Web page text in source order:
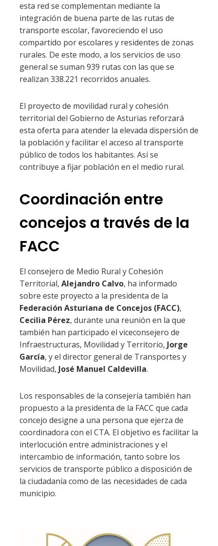
esta red se complementan mediante la
integración de buena parte de las rutas de
transporte escolar, favoreciendo el uso
compartido por escolares y residentes de zonas
rurales. De este modo, a los servicios de uso
general se suman 939 rutas con las que se
realizan 338.221 recorridos anuales.
El proyecto de movilidad rural y cohesión
territorial del Gobierno de Asturias reforzará
esta oferta para atender la elevada dispersión de
la población y facilitar el acceso al transporte
público de todos los habitantes. Así se
contribuye a fijar población en el medio rural.
Coordinación entre
concejos a través de la
FACC
El consejero de Medio Rural y Cohesión
Territorial, Alejandro Calvo, ha informado
sobre este proyecto a la presidenta de la
Federación Asturiana de Concejos (FACC),
Cecilia Pérez, durante una reunión en la que
también han participado el viceconsejero de
Infraestructuras, Movilidad y Territorio, Jorge
García, y el director general de Transportes y
Movilidad, José Manuel Caldevilla.
Los responsables de la consejería también han
propuesto a la presidenta de la FACC que cada
concejo designe a una persona que ejerza de
coordinadora con el CTA. El objetivo es facilitar la
interlocución entre administraciones y el
intercambio de información, tanto sobre los
servicios de transporte público a disposición de
la ciudadanía como de las necesidades de cada
municipio.